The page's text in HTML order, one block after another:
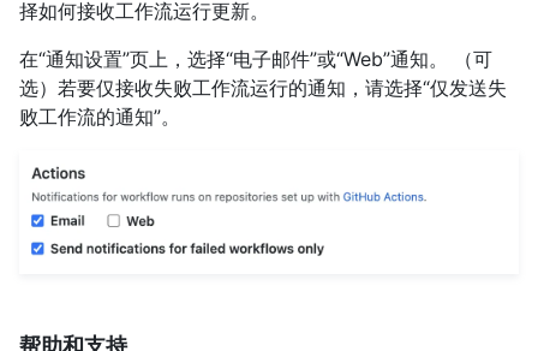
择如何接收工作流运行更新。
在“通知设置”页上，选择“电子邮件”或“Web”通知。 （可
选）若要仅接收失败工作流运行的通知，请选择“仅发送失
败工作流的通知”。
帮助和支持